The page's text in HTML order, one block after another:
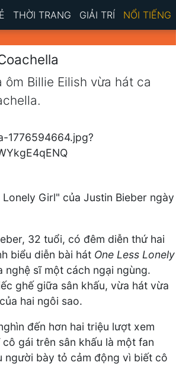
THỜI TRANG GIẢI TRÍ NỔI TIẾNG
Billie Eilish vừa hát ca
Girl" của Justin Bieber ngày
32 tuổi, có đêm diễn thứ hai
biểu diễn bài hát One Less Lonely
nghệ sĩ một cách ngại ngùng.
ghế giữa sân khấu, vừa hát vừa
hai ngôi sao.
đến hơn hai triệu lượt xem
gái trên sân khấu là một fan
người bày tỏ cảm động vì biết cô